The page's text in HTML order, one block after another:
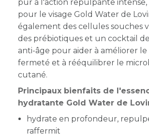
pur à l'action repulpante intense,
pour le visage Gold Water de
également des cellules souches
des prébiotiques et un cocktail
anti-âge pour aider à améliorer le
fermeté et à rééquilibrer le
cutané.
Principaux bienfaits de
hydratante Gold Water de
hydrate en profondeur,
raffermit